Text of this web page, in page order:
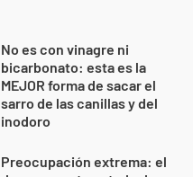
No es con vinagre ni
bicarbonato: esta es la
MEJOR forma de sacar el
sarro de las canillas y del
inodoro
Preocupación extrema: el